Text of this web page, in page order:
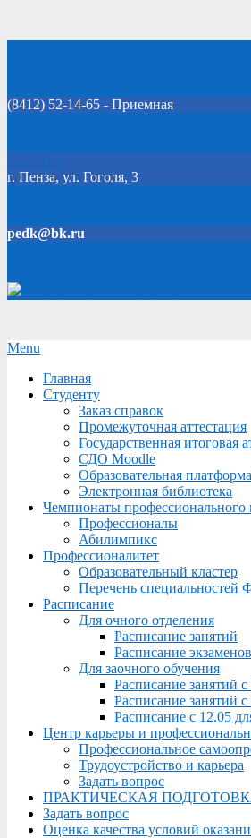
(8412) 52-14-65 - Приемная
Click Here
г. Пенза, ул. Гоголя, 3
pedk@bk.ru
Secondary
Menu
Menu
Главная
Студенту
Заказ справок
Промежуточная аттестация
Государственная итоговая
СДО Moodle
Образовательная
Электронная библиотека
Чемпионаты профессионального
Профессионалы
Абилимпикс
Профессионалитет
Образовательный кластер
Перечень специальностей
Расписание
Для очного отделения
Расписание занятий
Расписание экзаменов
Для заочного обучения
Расписание занятий
Расписание занятий
Расписание с 12.05
Центр карьеры и
Профессиональное
Трудоустройство и карьера
Задать вопрос
ПРАКТИЧЕСКАЯ
Задать вопрос
Оценка качества условий